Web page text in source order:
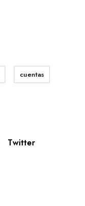
cuentas
Twitter